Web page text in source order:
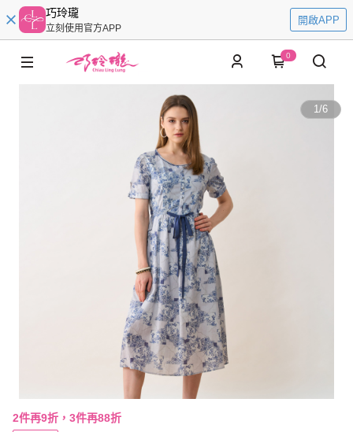
巧玲瓏
立刻使用官方APP
開啟APP
0
1/6
2件再9折，3件再88折